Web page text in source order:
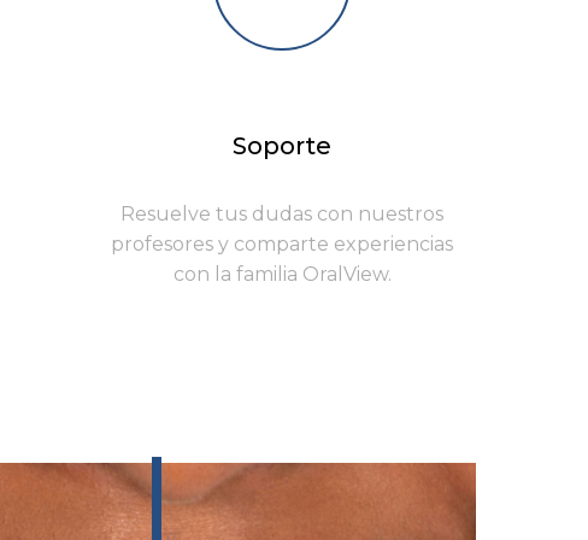
Soporte
Resuelve tus dudas con nuestros
profesores y comparte experiencias
con la familia OralView.